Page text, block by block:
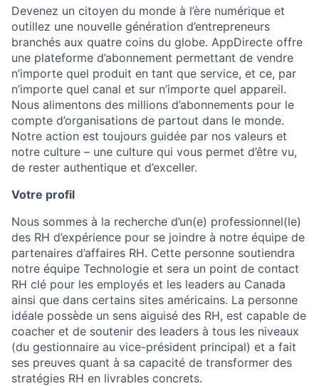
Devenez un citoyen du monde à l’ère numérique et
outillez une nouvelle génération d’entrepreneurs
branchés aux quatre coins du globe. AppDirecte offre
une plateforme d’abonnement permettant de vendre
n’importe quel produit en tant que service, et ce, par
n’importe quel canal et sur n’importe quel appareil.
Nous alimentons des millions d’abonnements pour le
compte d’organisations de partout dans le monde.
Notre action est toujours guidée par nos valeurs et
notre culture – une culture qui vous permet d’être vu,
de rester authentique et d’exceller.
Votre profil
Nous sommes à la recherche d’un(e) professionnel(le)
des RH d’expérience pour se joindre à notre équipe de
partenaires d’affaires RH. Cette personne soutiendra
notre équipe Technologie et sera un point de contact
RH clé pour les employés et les leaders au Canada
ainsi que dans certains sites américains. La personne
idéale possède un sens aiguisé des RH, est capable de
coacher et de soutenir des leaders à tous les niveaux
(du gestionnaire au vice-président principal) et a fait
ses preuves quant à sa capacité de transformer des
stratégies RH en livrables concrets.